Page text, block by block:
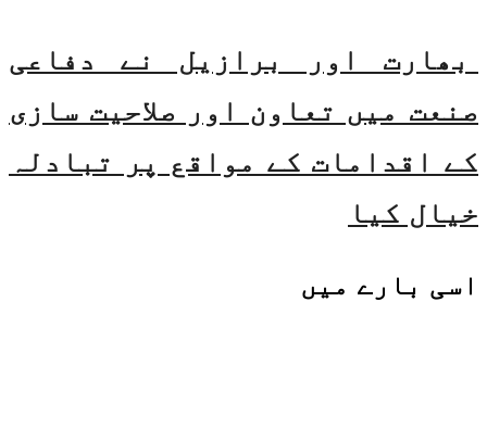
بھارت اور برازیل نے دفاعی
صنعت میں تعاون اور صلاحیت سازی
کے اقدامات کے مواقع پر تبادلہ
خیال کیا
اسی بارے میں